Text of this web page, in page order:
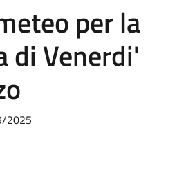
per la
di Venerdi'
2025